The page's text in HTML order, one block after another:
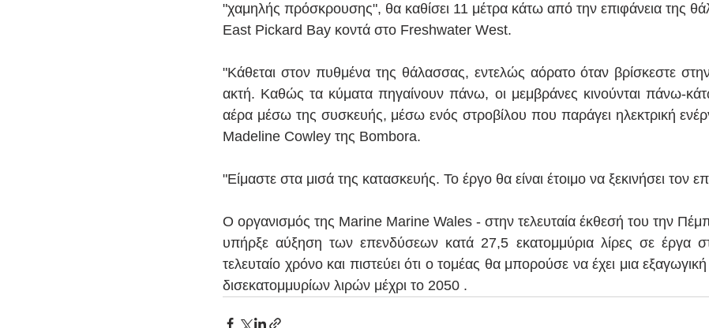
"χαμηλής πρόσκρουσης", θα καθίσει 11 μέτρα κάτω από την επιφάνεια της
East Pickard Bay κοντά στο Freshwater West.
"Κάθεται στον πυθμένα της θάλασσας, εντελώς αόρατο όταν βρίσκεστε
ακτή. Καθώς τα κύματα πηγαίνουν πάνω, οι μεμβράνες κινούνται πάνω-
αέρα μέσω της συσκευής, μέσω ενός στροβίλου που παράγει ηλεκτρική
Madeline Cowley της Bombora.
"Είμαστε στα μισά της κατασκευής. Το έργο θα είναι έτοιμο να ξεκινήσει τον
Ο οργανισμός της Marine Marine Wales - στην τελευταία έκθεσή του την
υπήρξε αύξηση των επενδύσεων κατά 27,5 εκατομμύρια λίρες σε έργα
τελευταίο χρόνο και πιστεύει ότι ο τομέας θα μπορούσε να έχει μια
δισεκατομμυρίων λιρών μέχρι το 2050 .